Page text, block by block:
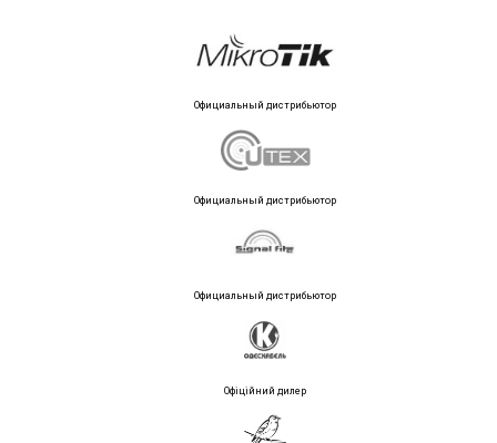
Официальный дистрибьютор
Официальный дистрибьютор
Официальный дистрибьютор
Офіційний дилер